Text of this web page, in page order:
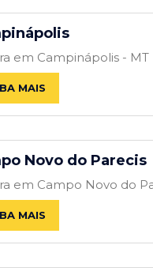
em Campinápolis - MT
MAIS
Novo do Parecis
em Campo Novo do
MAIS